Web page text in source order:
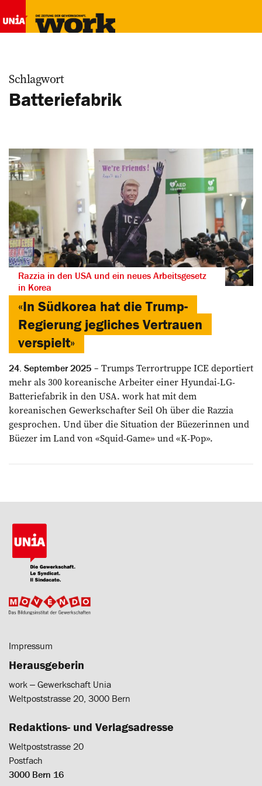
Schlagwort
Batteriefabrik
Razzia in den USA und ein neues Arbeitsgesetz
in Korea
«In Südkorea hat die Trump-
Regierung jegliches Vertrauen
verspielt»
24. September 2025
Trumps Terrortruppe ICE deportiert
mehr als 300 koreanische Arbeiter einer Hyundai-LG-
Batteriefabrik in den USA. work hat mit dem
koreanischen Gewerkschafter Seil Oh über die Razzia
gesprochen. Und über die Situation der Büezerinnen und
Büezer im Land von «Squid-Game» und «K-Pop».
Impressum
Herausgeberin
work ‒ Gewerkschaft Unia
Weltpoststrasse 20, 3000 Bern
Redaktions- und Verlagsadresse
Weltpoststrasse 20
Postfach
3000 Bern 16